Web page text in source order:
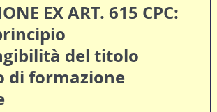
EX ART. 615 CPC:
del titolo
di formazione